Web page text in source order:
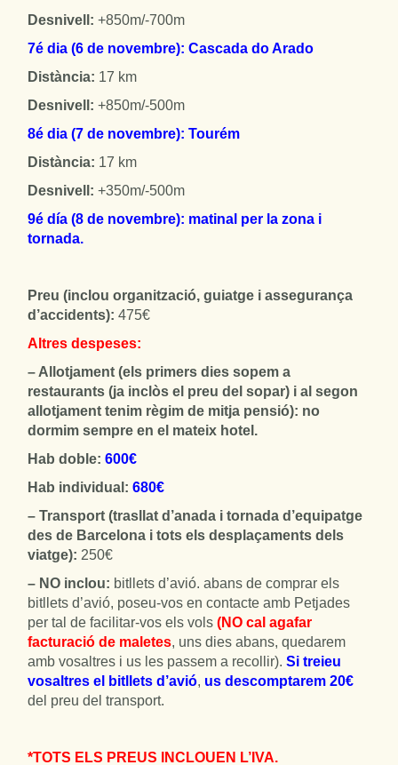
Desnivell: +850m/-700m
7é dia (6 de novembre): Cascada do Arado
Distància: 17 km
Desnivell: +850m/-500m
8é dia (7 de novembre): Tourém
Distància: 17 km
Desnivell: +350m/-500m
9é día (8 de novembre): matinal per la zona i
tornada.
Preu (inclou organització, guiatge i assegurança
d’accidents):475€
Altres despeses:
– Allotjament (els primers dies sopem a
restaurants (ja inclòs el preu del sopar) i al segon
allotjament tenim règim de mitja pensió): no
dormim sempre en el mateix hotel.
Hab doble:600€
Hab individual:680€
– Transport (trasllat d’anada i tornada d’equipatge
des de Barcelona i tots els desplaçaments dels
viatge): 250€
– NO inclou: bitllets d’avió. abans de comprar els
bitllets d’avió, poseu-vos en contacte amb Petjades
per tal de facilitar-vos els vols(NO cal agafar
facturació de maletes, uns dies abans, quedarem
amb vosaltres i us les passem a recollir).Si treieu
vosaltres el bitllets d’avió, us descomptarem 20€
del preu del transport.
*TOTS ELS PREUS INCLOUEN L’IVA.